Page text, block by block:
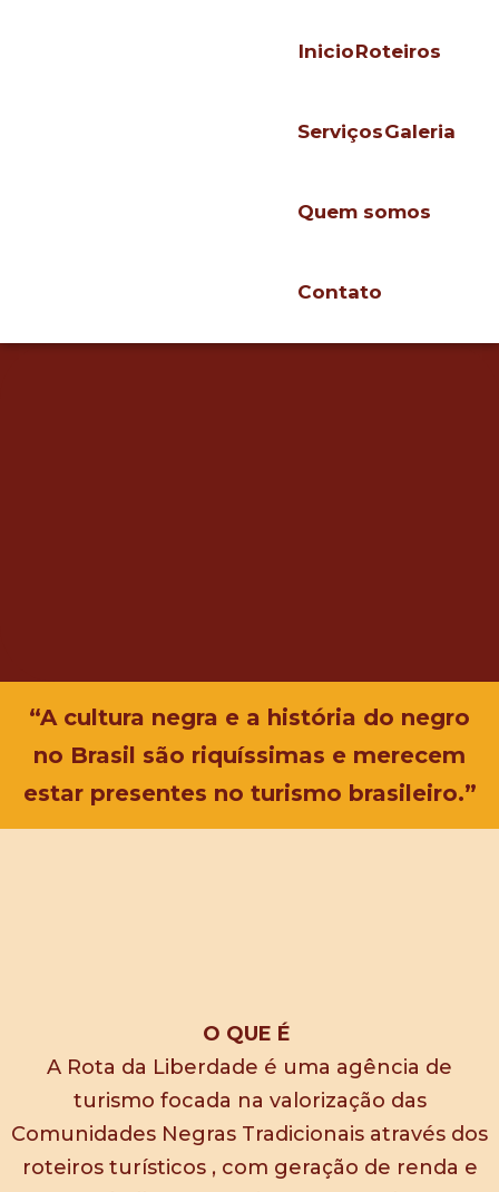
InicioRoteiros
ServiçosGaleria
Quem somos
Contato
“A cultura negra e a história do negro
no Brasil são riquíssimas e merecem
estar presentes no turismo brasileiro.”
O QUE É
A Rota da Liberdade é uma agência de
turismo focada na valorização das
Comunidades Negras Tradicionais através dos
roteiros turísticos , com geração de renda e